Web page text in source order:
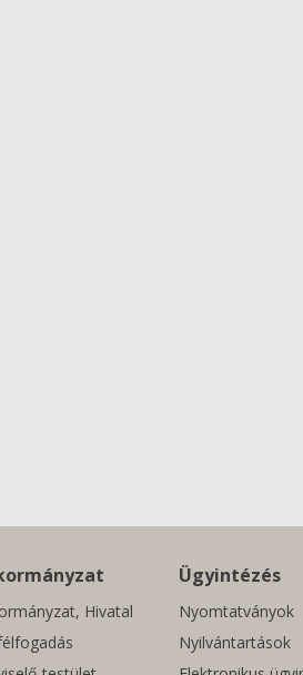
Hivatal
Ügyintézés
Nyomtatványok
Nyilvántartások